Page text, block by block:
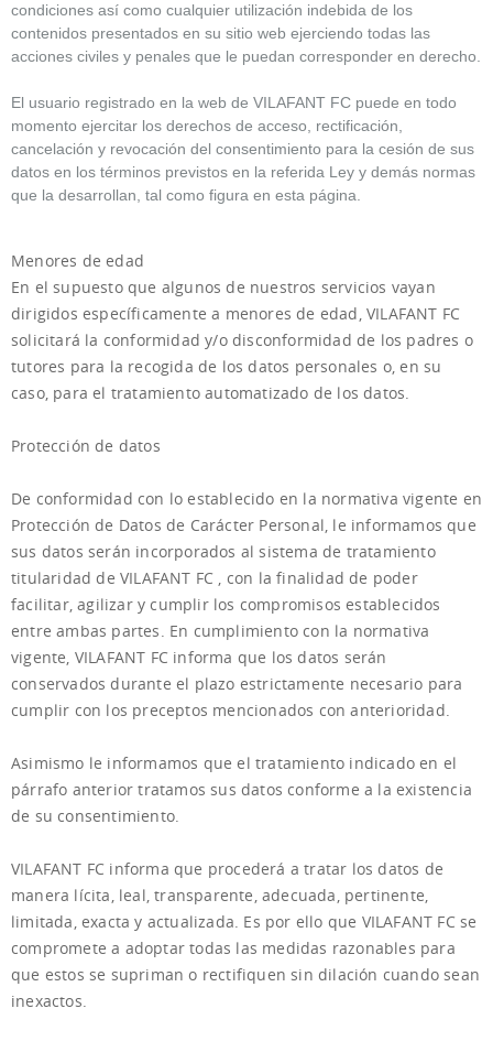
condiciones así como cualquier utilización indebida de los
contenidos presentados en su sitio web ejerciendo todas las
acciones civiles y penales que le puedan corresponder en derecho.
El usuario registrado en la web de VILAFANT FC puede en todo
momento ejercitar los derechos de acceso, rectificación,
cancelación y revocación del consentimiento para la cesión de sus
datos en los términos previstos en la referida Ley y demás normas
que la desarrollan, tal como figura en esta página.
Menores de edad
En el supuesto que algunos de nuestros servicios vayan
dirigidos específicamente a menores de edad, VILAFANT FC
solicitará la conformidad y/o disconformidad de los padres o
tutores para la recogida de los datos personales o, en su
caso, para el tratamiento automatizado de los datos.
Protección de datos
De conformidad con lo establecido en la normativa vigente en
Protección de Datos de Carácter Personal, le informamos que
sus datos serán incorporados al sistema de tratamiento
titularidad de VILAFANT FC , con la finalidad de poder
facilitar, agilizar y cumplir los compromisos establecidos
entre ambas partes. En cumplimiento con la normativa
vigente, VILAFANT FC informa que los datos serán
conservados durante el plazo estrictamente necesario para
cumplir con los preceptos mencionados con anterioridad.
Asimismo le informamos que el tratamiento indicado en el
párrafo anterior tratamos sus datos conforme a la existencia
de su consentimiento.
VILAFANT FC informa que procederá a tratar los datos de
manera lícita, leal, transparente, adecuada, pertinente,
limitada, exacta y actualizada. Es por ello que VILAFANT FC se
compromete a adoptar todas las medidas razonables para
que estos se supriman o rectifiquen sin dilación cuando sean
inexactos.